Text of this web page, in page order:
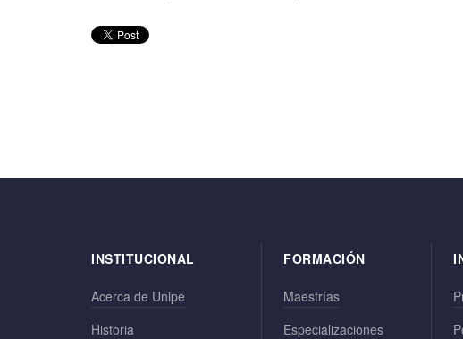
INSTITUCIONAL
Acerca de Unipe
Historia
FORMACIÓN
Maestrías
Especializaciones